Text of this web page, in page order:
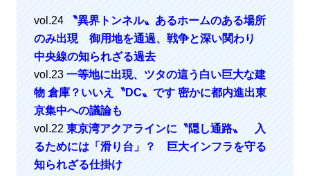
vol.24
〝異界トンネル〟あるホームのある場所
のみ出現 御用地を通過、戦争と深い関わり
中央線の知られざる過去
vol.23一等地に出現、ツタの這う白い巨大な建
物 倉庫？いいえ〝DC〟です 密かに都内進出東
京集中への議論も
vol.22東京湾アクアラインに〝隠し通路〟 入
るためには「滑り台」？ 巨大インフラを守る
知られざる仕掛け